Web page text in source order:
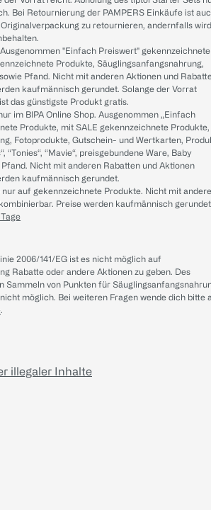
Bei Retournierung der PAMPERS Einkäufe ist
zu retournieren, andernfalls wird
Ausgenommen "Einfach Preiswert" gekennzeichnete
Produkte, Säuglingsanfangsnahrung,
Pfand. Nicht mit anderen Aktionen und
kaufmännisch gerundet. Solange der Vorrat
das günstigste Produkt gratis.
im BIPA Online Shop. Ausgenommen „Einfach
Produkte, mit SALE gekennzeichnete Produkte,
Fotoprodukte, Gutschein- und Wertkarten,
“Tonies“, “Mavie“, preisgebundene Ware, Baby
Nicht mit anderen Rabatten und Aktionen
kaufmännisch gerundet.
nur auf gekennzeichnete Produkte. Nicht mit
Preise werden kaufmännisch
2006/141/EG ist es nicht möglich auf
Rabatte oder andere Aktionen zu geben. Des
Sammeln von Punkten für
möglich. Bei weiteren Fragen wende dich bitte
.
illegaler Inhalte